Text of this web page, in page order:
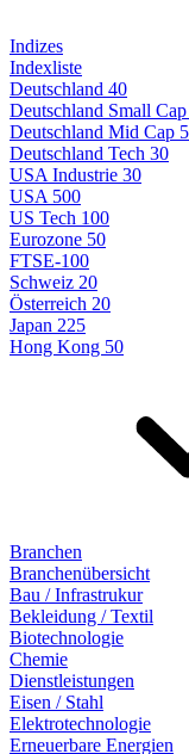
Indizes
Indexliste
Deutschland 40
Deutschland Small
Deutschland Mid Cap
Deutschland Tech 30
USA Industrie 30
USA 500
US Tech 100
Eurozone 50
FTSE-100
Schweiz 20
Österreich 20
Japan 225
Hong Kong 50
Branchen
Branchenübersicht
Bau / Infrastrukur
Bekleidung / Textil
Biotechnologie
Chemie
Dienstleistungen
Eisen / Stahl
Elektrotechnologie
Erneuerbare Energien